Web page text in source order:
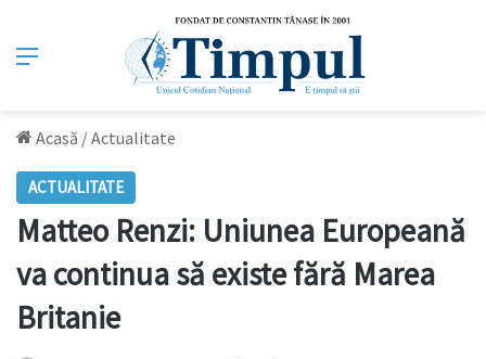
Meniu
Acasă /Actualitate
ACTUALITATE
Matteo Renzi: Uniunea Europeană
va continua să existe fără Marea
Britanie